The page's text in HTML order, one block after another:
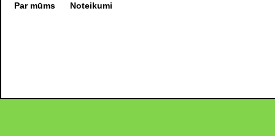
Par mūms Noteikumi